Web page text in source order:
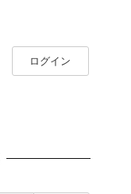
ログイン